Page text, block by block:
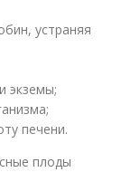
устраняя
экземы;
печени.
плоды